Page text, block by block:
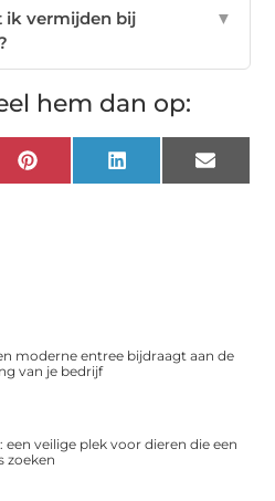
ik vermijden bij
▼
hem dan op:
Pinterest LinkedIn Email
moderne entree bijdraagt aan de
van je bedrijf
een veilige plek voor dieren die een
zoeken